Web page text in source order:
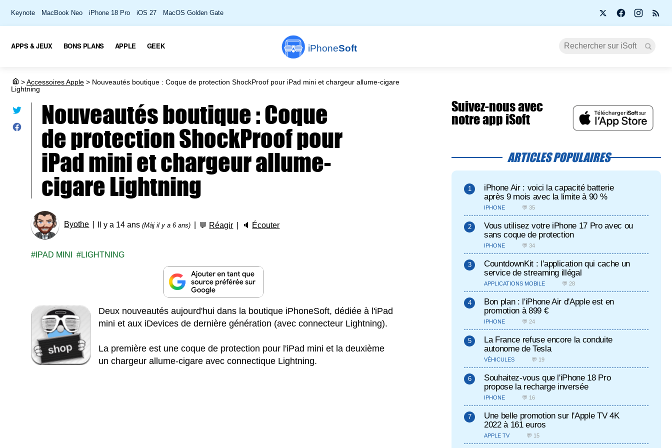
Keynote MacBook Neo iPhone 18 Pro iOS 27 MacOS Golden Gate
iPhoneSoft
APPS & JEUX BONS PLANS APPLE GEEK
>Accessoires Apple > Nouveautés boutique : Coque de protection ShockProof pour iPad mini et chargeur allume-cigare
Lightning
Nouveautés boutique : Coque
de protection ShockProof pour
iPad mini et chargeur allume-
cigare Lightning
Byothe Il y a 14 ans(Màj il y a 6 ans) 💬 Réagir 🔈 Écouter
IPAD MINI LIGHTNING
Deux nouveautés aujourd'hui dans la boutique iPhoneSoft, dédiée à l'iPad
mini et aux iDevices de dernière génération (avec connecteur Lightning).
La première est une coque de protection pour l'iPad mini et la deuxième
un chargeur allume-cigare avec connectique Lightning.
Suivez-nous avec
notre app iSoft
ARTICLES POPULAIRES
iPhone Air : voici la capacité batterie
après 9 mois avec la limite à 90 %
IPHONE 💬 35
Vous utilisez votre iPhone 17 Pro avec ou
sans coque de protection
IPHONE 💬 34
CountdownKit : l’application qui cache un
service de streaming illégal
APPLICATIONS MOBILE 💬 28
Bon plan : l'iPhone Air d'Apple est en
promotion à 899 €
IPHONE 💬 24
La France refuse encore la conduite
autonome de Tesla
VÉHICULES 💬 19
Souhaitez-vous que l'iPhone 18 Pro
propose la recharge inversée
IPHONE 💬 16
Une belle promotion sur l'Apple TV 4K
2022 à 161 euros
APPLE TV 💬 15